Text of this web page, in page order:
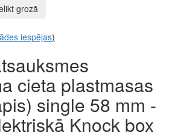
grozā
iespējas)
cieta plastmasas
single 58 mm -
Knock box